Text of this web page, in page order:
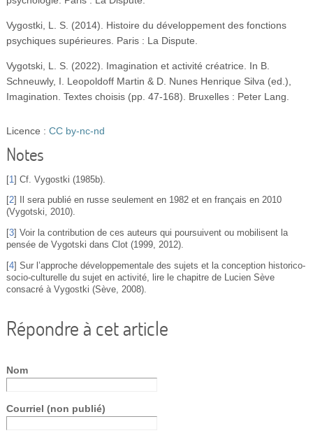
Vygostki, L. S. (2014). Histoire du développement des fonctions
psychiques supérieures. Paris : La Dispute.
Vygotski, L. S. (2022). Imagination et activité créatrice. In B.
Schneuwly, I. Leopoldoff Martin & D. Nunes Henrique Silva (ed.),
Imagination. Textes choisis (pp. 47‑168). Bruxelles : Peter Lang.
Licence : CC by-nc-nd
Notes
[1 ] Cf. Vygostki (1985b).
2]
Il sera publié en russe seulement en 1982 et en français en 2010
(Vygotski, 2010).
3] Voir la contribution de ces auteurs qui poursuivent ou mobilisent la
pensée de Vygotski dans Clot (1999, 2012).
[4] Sur l’approche développementale des sujets et la conception historico-
socio-culturelle du sujet en activité, lire le chapitre de Lucien Sève
consacré à Vygostki (Sève, 2008).
Répondre à cet article
Nom
Courriel (non publié)